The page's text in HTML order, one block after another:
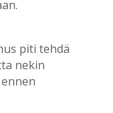
piti tehdä
nekin